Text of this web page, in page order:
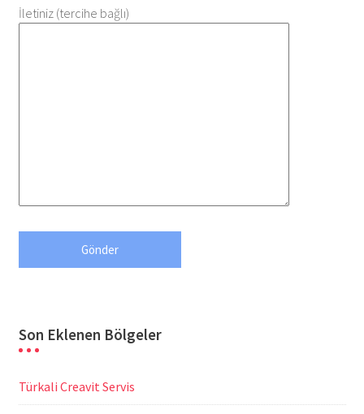
İletiniz (tercihe bağlı)
Son Eklenen Bölgeler
Türkali Creavit Servis